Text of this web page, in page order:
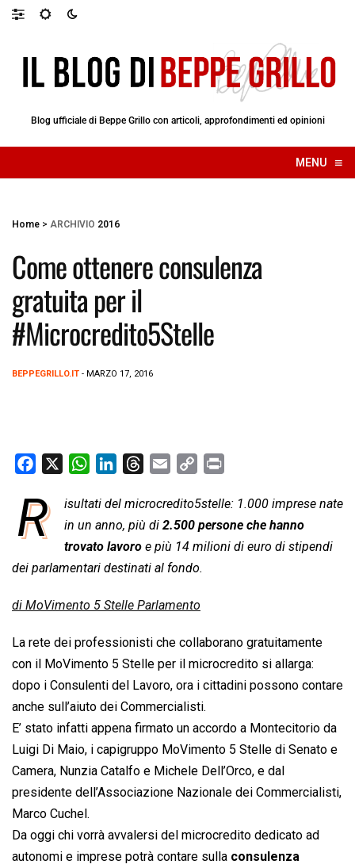
Blog ufficiale di Beppe Grillo con articoli, approfondimenti ed opinioni
MENU ≡
☰
Home > ARCHIVIO 2016
Come ottenere consulenza
gratuita per il
#Microcredito5Stelle
BEPPEGRILLO.IT - MARZO 17, 2016
c
e
o
k
W
a
t
s
A
p
n
k
e
d
n
r
e
a
d
a
i
l
p
y
L
i
k
i
n
t
R
isultati del microcredito5stelle: 1.000 imprese nate
in un anno, più di 2.500 persone che hanno
trovato lavoro e più 14 milioni di euro di stipendi
dei parlamentari destinati al fondo.
di MoVimento 5 Stelle Parlamento
La rete dei professionisti che collaborano gratuitamente
con il MoVimento 5 Stelle per il microcredito si allarga:
dopo i Consulenti del Lavoro, ora i cittadini possono contare
anche sull’aiuto dei Commercialisti.
E’ stato infatti appena firmato un accordo a Montecitorio da
Luigi Di Maio, i capigruppo MoVimento 5 Stelle di Senato e
Camera, Nunzia Catalfo e Michele Dell’Orco, e dal
presidente dell’Associazione Nazionale dei Commercialisti,
Marco Cuchel.
Da oggi chi vorrà avvalersi del microcredito dedicato ad
autonomi e imprese potrà contare sulla consulenza